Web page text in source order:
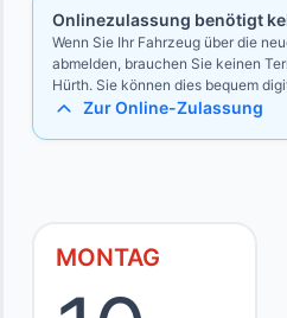
Onlinezulassung benötigt
Wenn Sie Ihr Fahrzeug über die
abmelden, brauchen Sie keinen
Hürth. Sie können dies bequem
Zur Online-Zulassung
MONTAG